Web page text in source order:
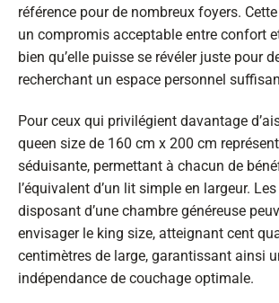
référence pour de nombreux foyers.
un compromis acceptable entre confort
bien qu’elle puisse se révéler juste pour
recherchant un espace personnel
Pour ceux qui privilégient davantage
queen size de 160 cm x 200 cm
séduisante, permettant à chacun de
l’équivalent d’un lit simple en largeur.
disposant d’une chambre généreuse
envisager le king size, atteignant cent
centimètres de large, garantissant ainsi
indépendance de couchage optimale.